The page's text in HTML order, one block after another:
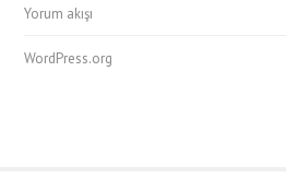
Yorum akışı
WordPress.org